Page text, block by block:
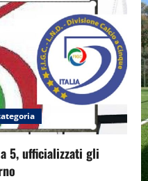
5, ufficializzati gli